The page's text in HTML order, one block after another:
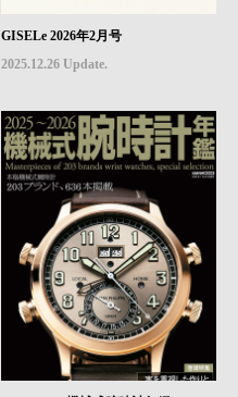
GISELe 2026年2月号
2025.12.26 Update.